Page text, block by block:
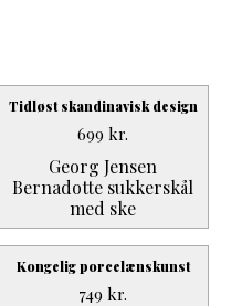
Tidløst skandinavisk design
Georg Jensen
Bernadotte sukkerskål
med ske
699 kr.
Kongelig porcelænskunst
749 kr.